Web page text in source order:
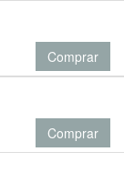
Comprar
Comprar